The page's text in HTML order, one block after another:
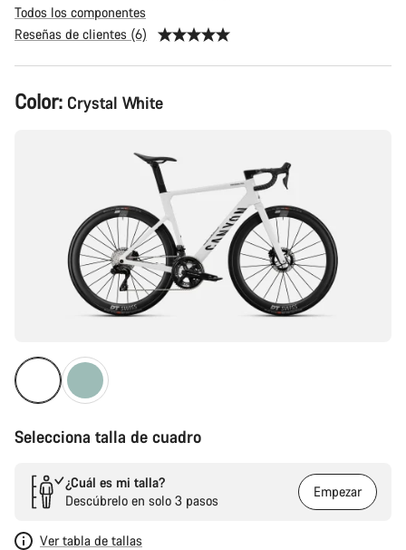
Todos los componentes
Reseñas de clientes (6)
Configuración
del
Color: Crystal White
Selecciona talla de cuadro
¿Cuál es mi talla?
Descúbrelo en solo 3 pasos
Empezar
Ver tabla de tallas